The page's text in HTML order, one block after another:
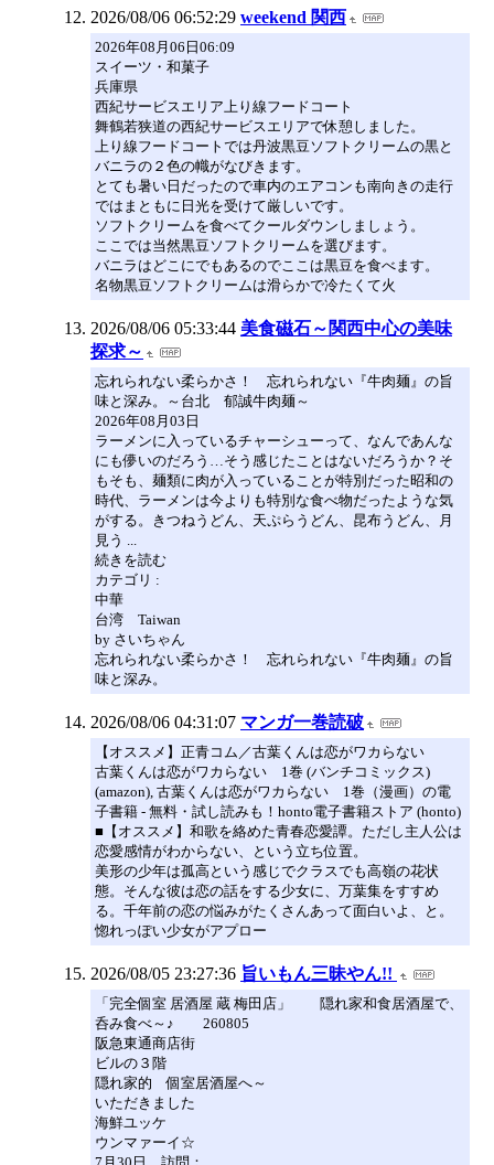
2026/08/06 06:52:29 weekend 関西
2026年08月06日06:09
スイーツ・和菓子
兵庫県
西紀サービスエリア上り線フードコート
舞鶴若狭道の西紀サービスエリアで休憩しました。
上り線フードコートでは丹波黒豆ソフトクリームの黒と
バニラの２色の幟がなびきます。
とても暑い日だったので車内のエアコンも南向きの走行
ではまともに日光を受けて厳しいです。
ソフトクリームを食べてクールダウンしましょう。
ここでは当然黒豆ソフトクリームを選びます。
バニラはどこにでもあるのでここは黒豆を食べます。
名物黒豆ソフトクリームは滑らかで冷たくて火
2026/08/06 05:33:44 美食磁石～関西中心の美味
探求～
忘れられない柔らかさ！ 忘れられない『牛肉麺』の旨
味と深み。～台北 郁誠牛肉麺～
2026年08月03日
ラーメンに入っているチャーシューって、なんであんな
にも儚いのだろう…そう感じたことはないだろうか？そ
もそも、麺類に肉が入っていることが特別だった昭和の
時代、ラーメンは今よりも特別な食べ物だったような気
がする。きつねうどん、天ぷらうどん、昆布うどん、月
見う ...
続きを読む
カテゴリ :
中華
台湾 Taiwan
by さいちゃん
忘れられない柔らかさ！ 忘れられない『牛肉麺』の旨
味と深み。
2026/08/06 04:31:07 マンガ一巻読破
【オススメ】正青コム／古葉くんは恋がワカらない
古葉くんは恋がワカらない 1巻 (バンチコミックス)
(amazon), 古葉くんは恋がワカらない 1巻（漫画）の電
子書籍 - 無料・試し読みも！honto電子書籍ストア (honto)
■【オススメ】和歌を絡めた青春恋愛譚。ただし主人公は
恋愛感情がわからない、という立ち位置。
美形の少年は孤高という感じでクラスでも高嶺の花状
態。そんな彼は恋の話をする少女に、万葉集をすすめ
る。千年前の恋の悩みがたくさんあって面白いよ、と。
惚れっぽい少女がアプロー
2026/08/05 23:27:36 旨いもん三昧やん!!
「完全個室 居酒屋 蔵 梅田店」 隠れ家和食居酒屋で、
呑み食べ～♪ 260805
阪急東通商店街
ビルの３階
隠れ家的 個室居酒屋へ～
いただきました
海鮮ユッケ
ウンマァーイ☆